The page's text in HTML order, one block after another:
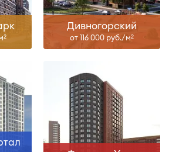
2
Дивногорский
от 116 000 руб./м2